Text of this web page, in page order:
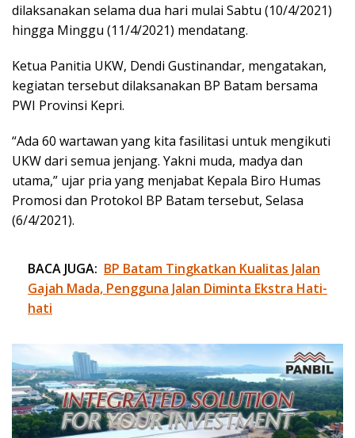
dilaksanakan selama dua hari mulai Sabtu (10/4/2021)
hingga Minggu (11/4/2021) mendatang.
Ketua Panitia UKW, Dendi Gustinandar, mengatakan,
kegiatan tersebut dilaksanakan BP Batam bersama
PWI Provinsi Kepri.
“Ada 60 wartawan yang kita fasilitasi untuk mengikuti
UKW dari semua jenjang. Yakni muda, madya dan
utama,” ujar pria yang menjabat Kepala Biro Humas
Promosi dan Protokol BP Batam tersebut, Selasa
(6/4/2021).
BACA JUGA: BP Batam Tingkatkan Kualitas Jalan
Gajah Mada, Pengguna Jalan Diminta Ekstra Hati-
hati